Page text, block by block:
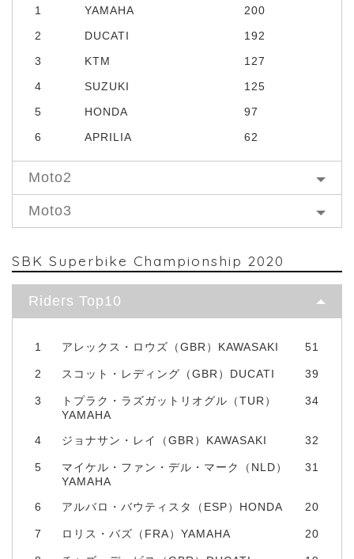
1 YAMAHA
200
2
DUCATI
192
3
KTM
127
4
SUZUKI
125
5
HONDA
97
6
APRILIA 62
Moto2
Moto3
SBK Superbike Championship 2020
Riders Top10
1 アレックス・ロウズ（GBR）KAWASAKI 51
2 スコット・レディング（GBR）DUCATI 39
3
トプラク・ラズガットリオグル（TUR）
YAMAHA
34
4 ジョナサン・レイ（GBR）KAWASAKI 32
5
マイケル・ファン・デル・マーク（NLD）
YAMAHA
31
6 アルバロ・バウティスタ（ESP）HONDA 20
7 ロリス・バズ（FRA）YAMAHA 20